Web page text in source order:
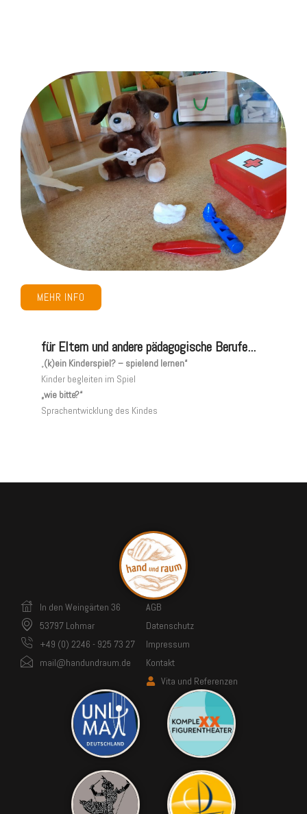
MEHR INFO
für Eltern und andere pädagogische Berufe...
„(k)ein Kinderspiel? – spielend lernen“
Kinder begleiten im Spiel
„wie bitte?“
Sprachentwicklung des Kindes
In den Weingärten 36
53797 Lohmar
+49 (0) 2246 - 925 73 27
mail@handundraum.de
AGB
Datenschutz
Impressum
Kontakt
Vita und Referenzen